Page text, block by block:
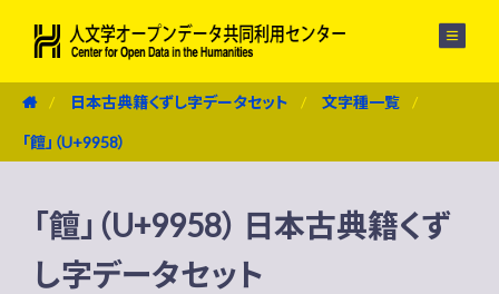
日本古典籍くずし字データセット 文字種一覧
「饘」（U+9958）
「饘」（U+9958） 日本古典籍くず
し字データセット